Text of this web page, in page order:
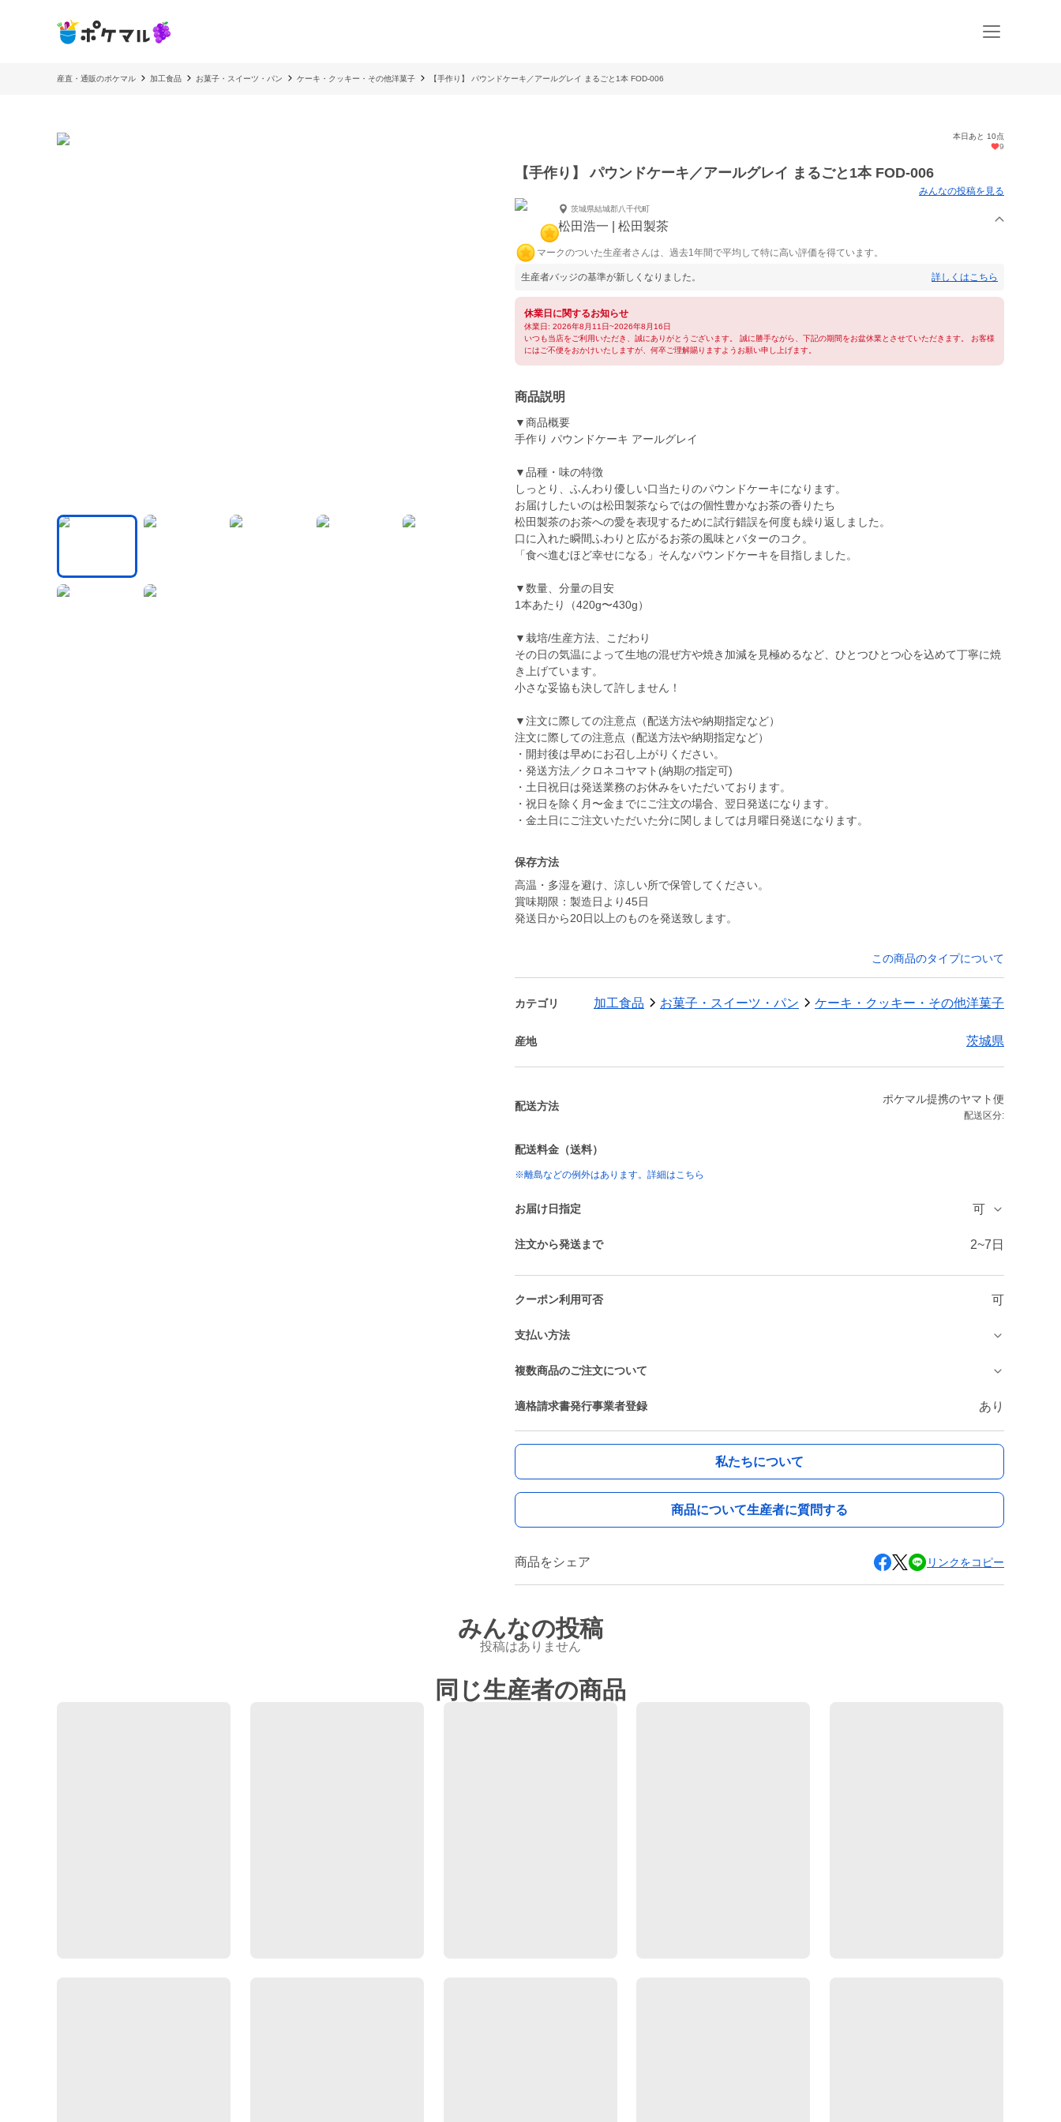
産直・通販のポケマル 加工食品 お菓子・スイーツ・パン ケーキ・クッキー・その他洋菓子 【手作り】 パウンドケーキ／アールグレイ まるごと1本 FOD-006
本日あと 10点
9
【手作り】 パウンドケーキ／アールグレイ まるごと1本 FOD-006
みんなの投稿を見る
茨城県結城郡八千代町
松田浩一 | 松田製茶
マークのついた生産者さんは、過去1年間で平均して特に高い評価を得ています。
生産者バッジの基準が新しくなりました。 詳しくはこちら
休業日に関するお知らせ
休業日: 2026年8月11日~2026年8月16日
いつも当店をご利用いただき、誠にありがとうございます。 誠に勝手ながら、下記の期間をお盆休業とさせていただきます。 お客様
にはご不便をおかけいたしますが、何卒ご理解賜りますようお願い申し上げます。
商品説明
▼商品概要
手作り パウンドケーキ アールグレイ
▼品種・味の特徴
しっとり、ふんわり優しい口当たりのパウンドケーキになります。
お届けしたいのは松田製茶ならではの個性豊かなお茶の香りたち
松田製茶のお茶への愛を表現するために試行錯誤を何度も繰り返しました。
口に入れた瞬間ふわりと広がるお茶の風味とバターのコク。
「食べ進むほど幸せになる」そんなパウンドケーキを目指しました。
▼数量、分量の目安
1本あたり（420g〜430g）
▼栽培/生産方法、こだわり
その日の気温によって生地の混ぜ方や焼き加減を見極めるなど、ひとつひとつ心を込めて丁寧に焼
き上げています。
小さな妥協も決して許しません！
▼注文に際しての注意点（配送方法や納期指定など）
注文に際しての注意点（配送方法や納期指定など）
・開封後は早めにお召し上がりください。
・発送方法／クロネコヤマト(納期の指定可)
・土日祝日は発送業務のお休みをいただいております。
・祝日を除く月〜金までにご注文の場合、翌日発送になります。
・金土日にご注文いただいた分に関しましては月曜日発送になります。
保存方法
高温・多湿を避け、涼しい所で保管してください。
賞味期限：製造日より45日
発送日から20日以上のものを発送致します。
この商品のタイプについて
カテゴリ 加工食品 お菓子・スイーツ・パン ケーキ・クッキー・その他洋菓子
産地 茨城県
配送方法
ポケマル提携のヤマト便
配送区分:
配送料金（送料）
※離島などの例外はあります。詳細はこちら
お届け日指定 可
注文から発送まで 2~7日
クーポン利用可否 可
支払い方法
複数商品のご注文について
適格請求書発行事業者登録 あり
私たちについて
商品について生産者に質問する
商品をシェア リンクをコピー
みんなの投稿
投稿はありません
同じ生産者の商品